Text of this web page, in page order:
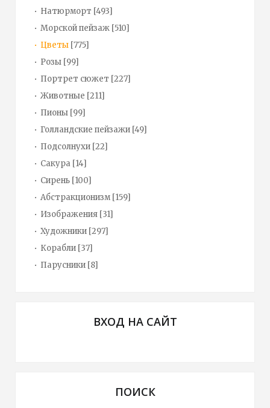
Натюрморт [493]
Морской пейзаж [510]
Цветы [775]
Розы [99]
Портрет сюжет [227]
Животные [211]
Пионы [99]
Голландские пейзажи [49]
Подсолнухи [22]
Сакура [14]
Сирень [100]
Абстракционизм [159]
Изображения [31]
Художники [297]
Корабли [37]
Парусники [8]
ВХОД НА САЙТ
ПОИСК